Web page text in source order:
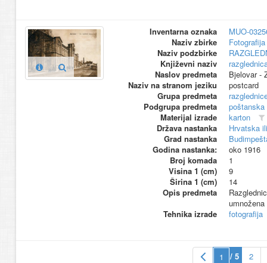
Inventarna oznaka
MUO-
Naziv zbirke
Naziv podzbirke
Književni naziv
Naslov predmeta
Bjelovar -
Naziv na stranom jeziku
postcard
Grupa predmeta
Podgrupa predmeta
poštanska
Materijal izrade
karton
Država nastanka
Hrvatska
Grad nastanka
Godina nastanka:
oko 1916
Broj komada
1
Visina 1 (cm)
9
Širina 1 (cm)
14
Opis predmeta
Tehnika izrade
fotografija
/ 5 2